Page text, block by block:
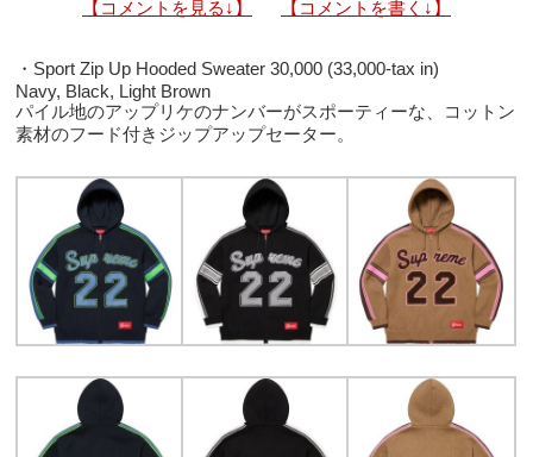
【コメントを見る↓】 【コメントを書く↓】
・Sport Zip Up Hooded Sweater 30,000 (33,000-tax in)
Navy, Black, Light Brown
パイル地のアップリケのナンバーがスポーティーな、コットン
素材のフード付きジップアップセーター。